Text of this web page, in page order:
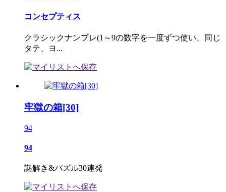
コンセプティス
クラシックナンプレ(1～9の数字を一度ずつ使い、同じ
タテ、ヨ...
牢獄の箱[30]
94
94
謎解き&パズル30連発